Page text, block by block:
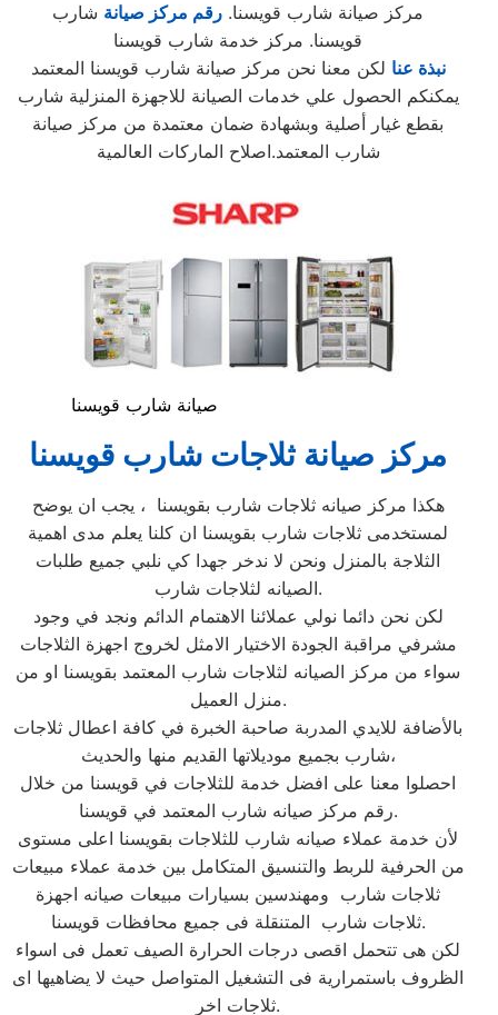
مركز صيانة شارب قويسنا. رقم مركز صيانة شارب
قويسنا. مركز خدمة شارب قويسنا
نبذة عنا لكن معنا نحن مركز صيانة شارب قويسنا المعتمد
يمكنكم الحصول علي خدمات الصيانة للاجهزة المنزلية شارب
بقطع غيار أصلية وبشهادة ضمان معتمدة من مركز صيانة
شارب المعتمد.اصلاح الماركات العالمية
صيانة شارب قويسنا
مركز صيانة ثلاجات شارب قويسنا
هكذا مركز صيانه ثلاجات شارب بقويسنا ، يجب ان يوضح
لمستخدمى ثلاجات شارب بقويسنا ان كلنا يعلم مدى اهمية
الثلاجة بالمنزل ونحن لا ندخر جهدا كي نلبي جميع طلبات
الصيانه لثلاجات شارب.
لكن نحن دائما نولي عملائنا الاهتمام الدائم ونجد في وجود
مشرفي مراقبة الجودة الاختيار الامثل لخروج اجهزة الثلاجات
سواء من مركز الصيانه لثلاجات شارب المعتمد بقويسنا او من
منزل العميل.
بالأضافة للايدي المدربة صاحبة الخبرة في كافة اعطال ثلاجات
شارب بجميع موديلاتها القديم منها والحديث،
احصلوا معنا على افضل خدمة للثلاجات في قويسنا من خلال
رقم مركز صيانه شارب المعتمد في قويسنا.
لأن خدمة عملاء صيانه شارب للثلاجات بقويسنا اعلى مستوى
من الحرفية للربط والتنسيق المتكامل بين خدمة عملاء مبيعات
ثلاجات شارب ومهندسين بسيارات مبيعات صيانه اجهزة
ثلاجات شارب المتنقلة فى جميع محافظات قويسنا.
لكن هى تتحمل اقصى درجات الحرارة الصيف تعمل فى اسواء
الظروف باستمرارية فى التشغيل المتواصل حيث لا يضاهيها اى
ثلاجات اخر.